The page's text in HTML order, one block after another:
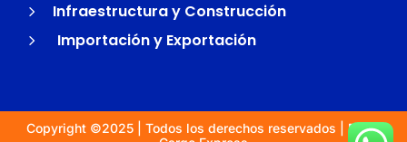
5 Infraestructura y Construcción
5 Importación y Exportación
Copyright ©2025 | Todos los derechos reservados | Diflet